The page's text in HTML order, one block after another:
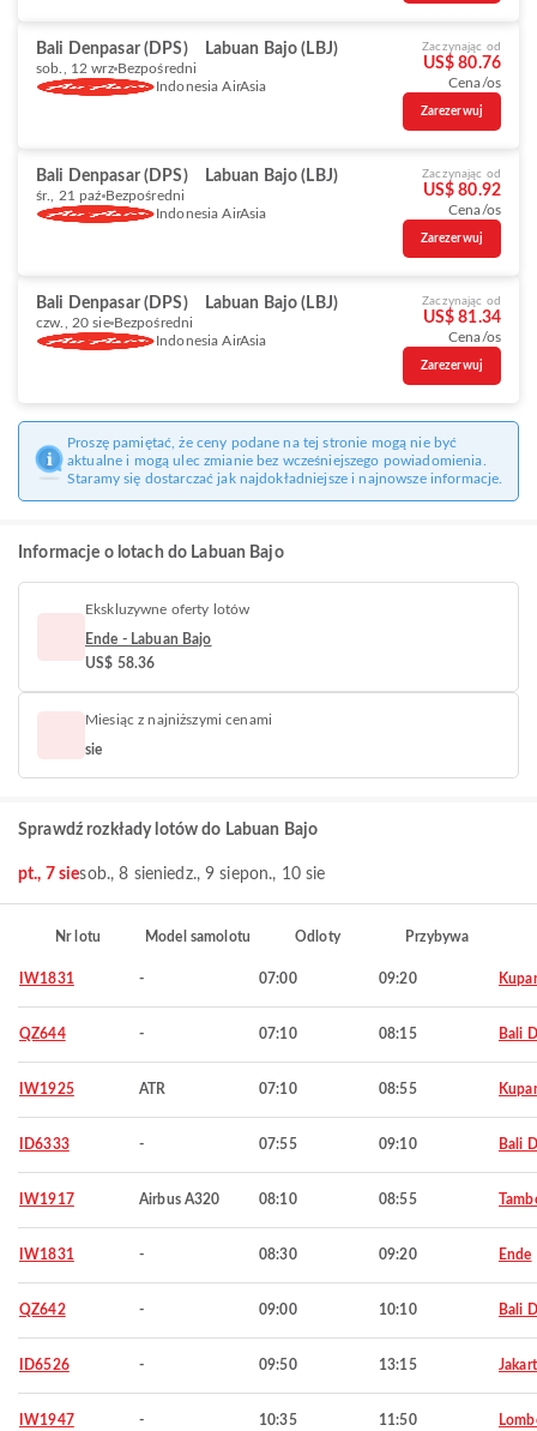
Bali Denpasar (DPS) Labuan Bajo (LBJ)
sob., 12 wrz Bezpośredni
Indonesia AirAsia
Zaczynając od
US$ 80.76
Cena/os
Zarezerwuj
Bali Denpasar (DPS) Labuan Bajo (LBJ)
śr., 21 paź Bezpośredni
Indonesia AirAsia
Zaczynając od
US$ 80.92
Cena/os
Zarezerwuj
Bali Denpasar (DPS) Labuan Bajo (LBJ)
czw., 20 sie Bezpośredni
Indonesia AirAsia
Zaczynając od
US$ 81.34
Cena/os
Zarezerwuj
Proszę pamiętać, że ceny podane na tej stronie mogą nie być
aktualne i mogą ulec zmianie bez wcześniejszego powiadomienia.
Staramy się dostarczać jak najdokładniejsze i najnowsze informacje.
Informacje o lotach do Labuan Bajo
Ekskluzywne oferty lotów
Ende - Labuan Bajo
US$ 58.36
Miesiąc z najniższymi cenami
sie
Sprawdź rozkłady lotów do Labuan Bajo
pt., 7 siesob., 8 sieniedz., 9 siepon., 10 sie
Nr lotu Model samolotu Odloty Przybywa
IW1831 - 07:00 09:20
QZ644 - 07:10 08:15 Bali
IW1925 ATR 07:10 08:55
ID6333 - 07:55 09:10 Bali
IW1917 Airbus A320 08:10 08:55
IW1831 - 08:30 09:20 Ende
QZ642 - 09:00 10:10 Bali
ID6526 - 09:50 13:15
IW1947 - 10:35 11:50